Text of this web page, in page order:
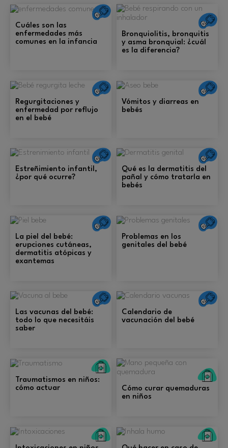
Salud
Cuáles son las
enfermedades más
comunes en la infancia
Bronquiolitis, bronquitis
y asma bronquial: ¿cuál
es la diferencia?
Salud
Regurgitaciones y
enfermedad por reflujo
en el bebé
Vómitos y diarreas en
bebés
Salud
Estreñimiento infantil,
¿por qué ocurre?
Qué es la dermatitis del
pañal y cómo tratarla en
bebés
Salud
La piel del bebé:
erupciones cutáneas,
dermatitis atópicas y
exantemas
Problemas en los
genitales del bebé
Salud
Las vacunas del bebé:
todo lo que necesitáis
saber
Calendario de
vacunación del bebé
Primeros
auxilios
Traumatismos en niños:
cómo actuar
Cómo curar quemaduras
en niños
Primeros